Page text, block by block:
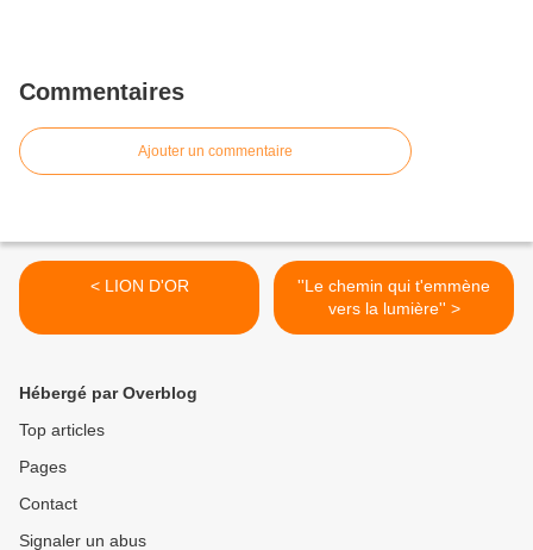
Commentaires
Ajouter un commentaire
< LION D'OR
''Le chemin qui t'emmène
vers la lumière'' >
Hébergé par Overblog
Top articles
Pages
Contact
Signaler un abus